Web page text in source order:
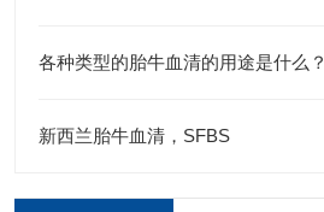
各种类型的胎牛血清的用途是什么？
新西兰胎牛血清，SFBS